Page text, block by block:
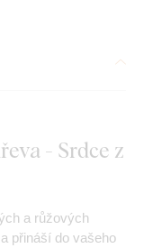
- Srdce z
a růžových
a přináší do vašeho